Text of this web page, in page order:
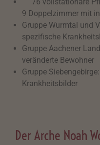
9 Doppelzimmer mit
Gruppe Wurmtal und
spezifische
Gruppe Aachener
veränderte Bewohner
Gruppe
Krankheitsbilder
Der Arche Noah